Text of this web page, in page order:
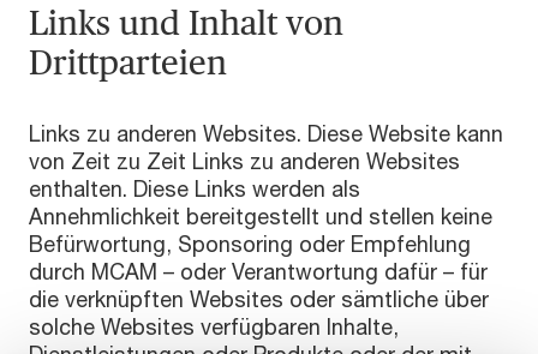
Links und Inhalt von
Drittparteien
Links zu anderen Websites. Diese Website kann
von Zeit zu Zeit Links zu anderen Websites
enthalten. Diese Links werden als
Annehmlichkeit bereitgestellt und stellen keine
Befürwortung, Sponsoring oder Empfehlung
durch MCAM – oder Verantwortung dafür – für
die verknüpften Websites oder sämtliche über
solche Websites verfügbaren Inhalte,